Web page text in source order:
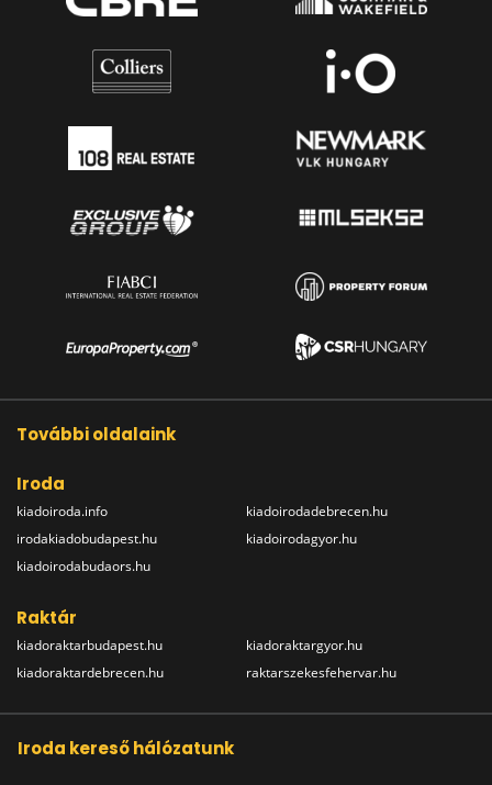
További oldalaink
Iroda
kiadoiroda.info
irodakiadobudapest.hu
kiadoirodabudaors.hu
kiadoirodadebrecen.hu
kiadoirodagyor.hu
Raktár
kiadoraktarbudapest.hu
kiadoraktardebrecen.hu
kiadoraktargyor.hu
raktarszekesfehervar.hu
Iroda kereső hálózatunk